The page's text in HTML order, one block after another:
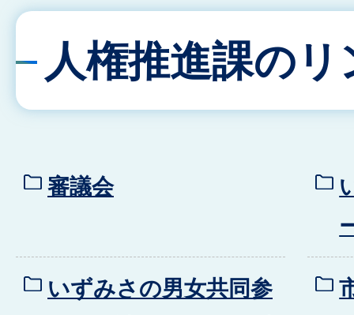
人権推進課のリ
審議会
いずみさの男女共同参